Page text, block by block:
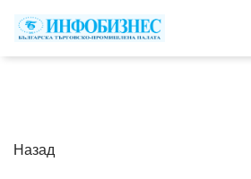
Назад